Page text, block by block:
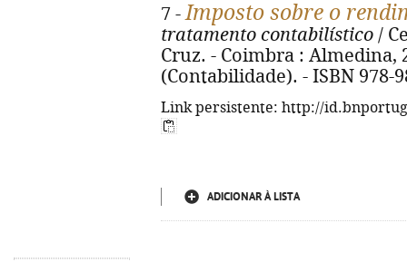
7 -Imposto sobre o
tratamento contabilístico /
Cruz. - Coimbra : Almedina,
(Contabilidade). - ISBN 978-
Link persistente: http://
ADICIONAR À LISTA